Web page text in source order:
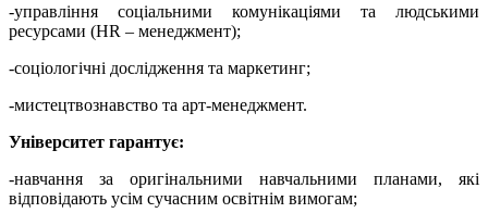
-управління соціальними комунікаціями та людськими
ресурсами (HR – менеджмент);
-соціологічні дослідження та маркетинг;
-мистецтвознавство та арт-менеджмент.
Університет гарантує:
-навчання за оригінальними навчальними планами, які
відповідають усім сучасним освітнім вимогам;